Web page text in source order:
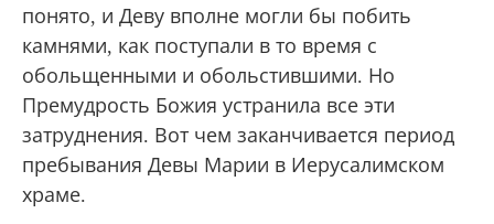
понято, и Деву вполне могли бы побить
камнями, как поступали в то время с
обольщенными и обольстившими. Но
Премудрость Божия устранила все эти
затруднения. Вот чем заканчивается период
пребывания Девы Марии в Иерусалимском
храме.